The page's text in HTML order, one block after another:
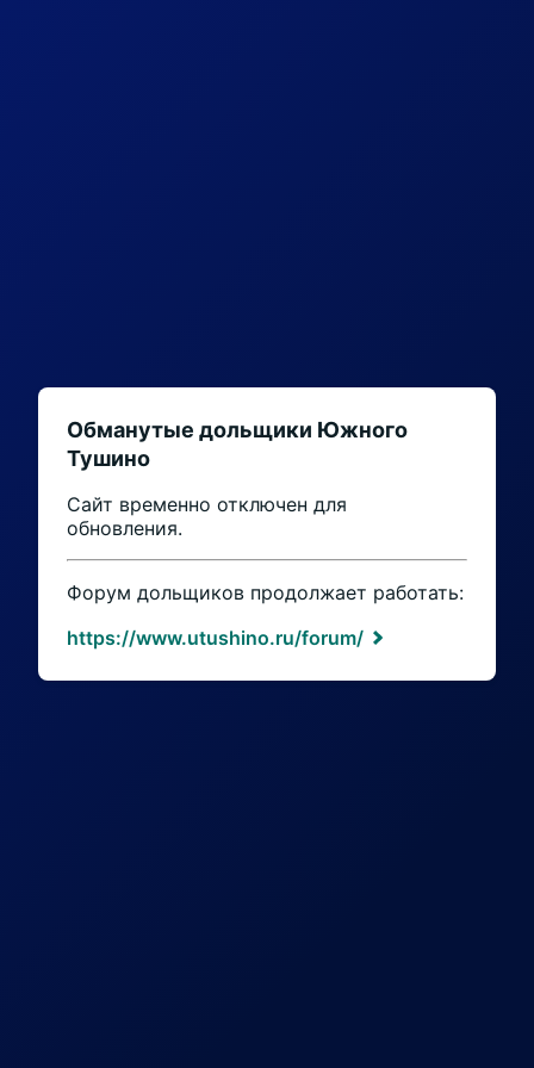
Обманутые дольщики Южного
Тушино
Сайт временно отключен для
обновления.
Форум дольщиков продолжает работать:
https://www.utushino.ru/forum/